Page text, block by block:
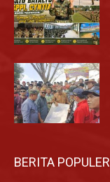
BERITA POPULER